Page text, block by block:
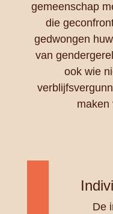
gemeenschap
die
gedwongen
van
ook wie
maken
De